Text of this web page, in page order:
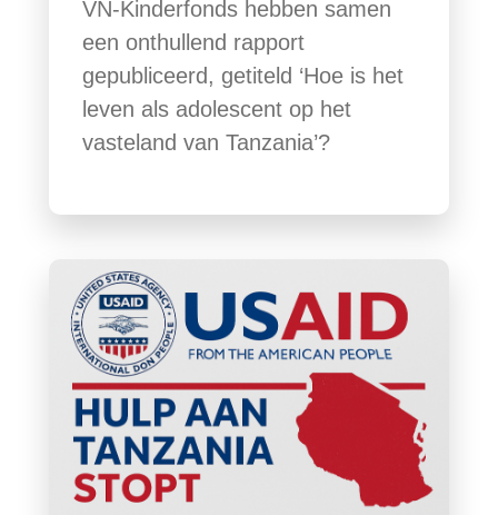
VN-Kinderfonds hebben samen
een onthullend rapport
gepubliceerd, getiteld ‘Hoe is het
leven als adolescent op het
vasteland van Tanzania’?